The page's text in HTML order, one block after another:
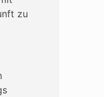
zu